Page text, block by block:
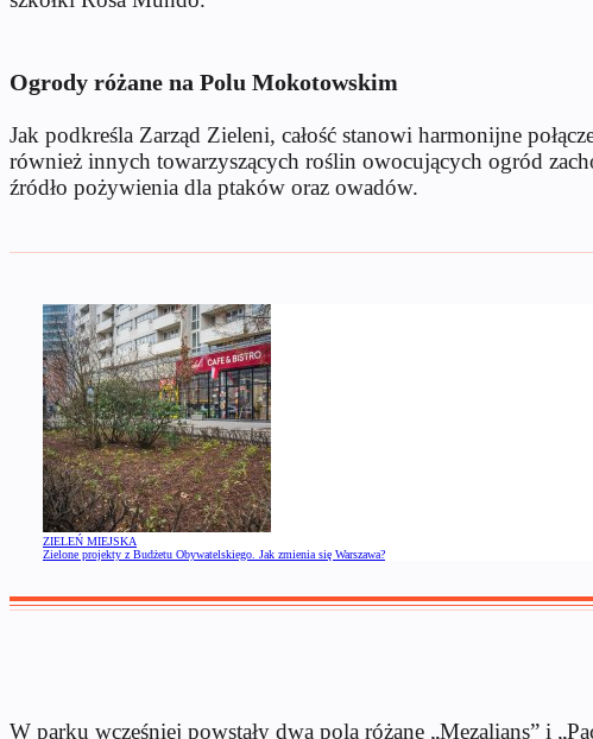
Ogrody różane na Polu Mokotowskim
Jak podkreśla Zarząd Zieleni, całość stanowi harmonijne
również innych towarzyszących roślin owocujących ogród
źródło pożywienia dla ptaków oraz owadów.
ZIELEŃ MIEJSKA
Zielone projekty z Budżetu Obywatelskiego. Jak zmienia się Warszawa?
W parku wcześniej powstały dwa pola różane „Mezalians” i